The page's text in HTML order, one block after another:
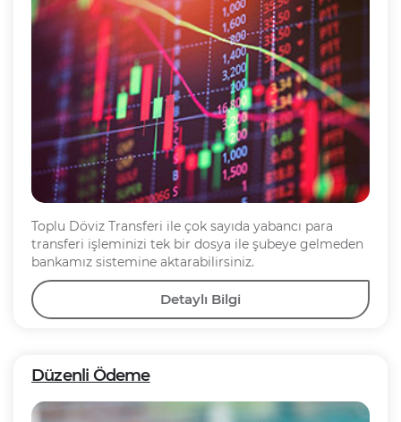
Toplu Döviz Transferi ile çok sayıda yabancı para
transferi işleminizi tek bir dosya ile şubeye gelmeden
bankamız sistemine aktarabilirsiniz.
Detaylı Bilgi
Düzenli Ödeme